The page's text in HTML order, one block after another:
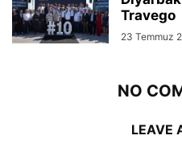
Travego
23 Temmuz
NO
LEAVE